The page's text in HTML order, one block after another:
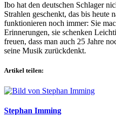
Ibo hat den deutschen Schlager
Strahlen geschenkt, das bis heute
funktionieren noch immer: Sie
Erinnerungen, sie schenken
freuen, dass man auch 25 Jahre
seine Musik zurückdenkt.
Artikel teilen:
Stephan Imming